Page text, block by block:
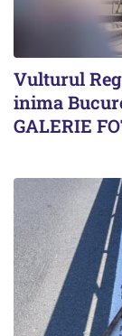
Vulturul
inima
GALERIE